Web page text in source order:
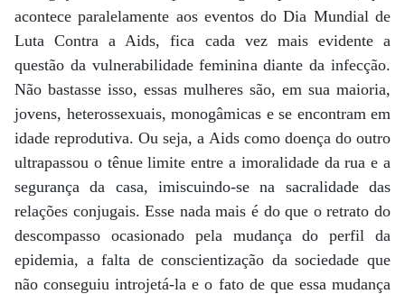
acontece paralelamente aos eventos do Dia Mundial de
Luta Contra a Aids, fica cada vez mais evidente a
questão da vulnerabilidade feminina diante da infecção.
Não bastasse isso, essas mulheres são, em sua maioria,
jovens, heterossexuais, monogâmicas e se encontram em
idade reprodutiva. Ou seja, a Aids como doença do outro
ultrapassou o tênue limite entre a imoralidade da rua e a
segurança da casa, imiscuindo-se na sacralidade das
relações conjugais. Esse nada mais é do que o retrato do
descompasso ocasionado pela mudança do perfil da
epidemia, a falta de conscientização da sociedade que
não conseguiu introjetá-la e o fato de que essa mudança